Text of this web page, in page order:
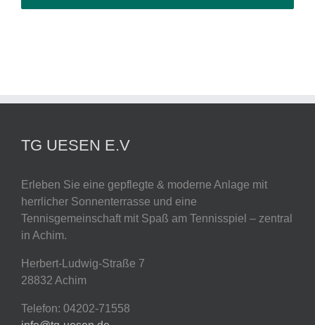
TG UESEN E.V
Erleben Sie eine gepflegte & moderne Anlage mit
herrlicher Sonnenterrasse und eine
Tennisgemeinschaft mit Spaß am Tennisspiel – zentral
in Achim.
Herbert-Ludwig-Straße 7
28832 Achim
Telefon: 04202-71558